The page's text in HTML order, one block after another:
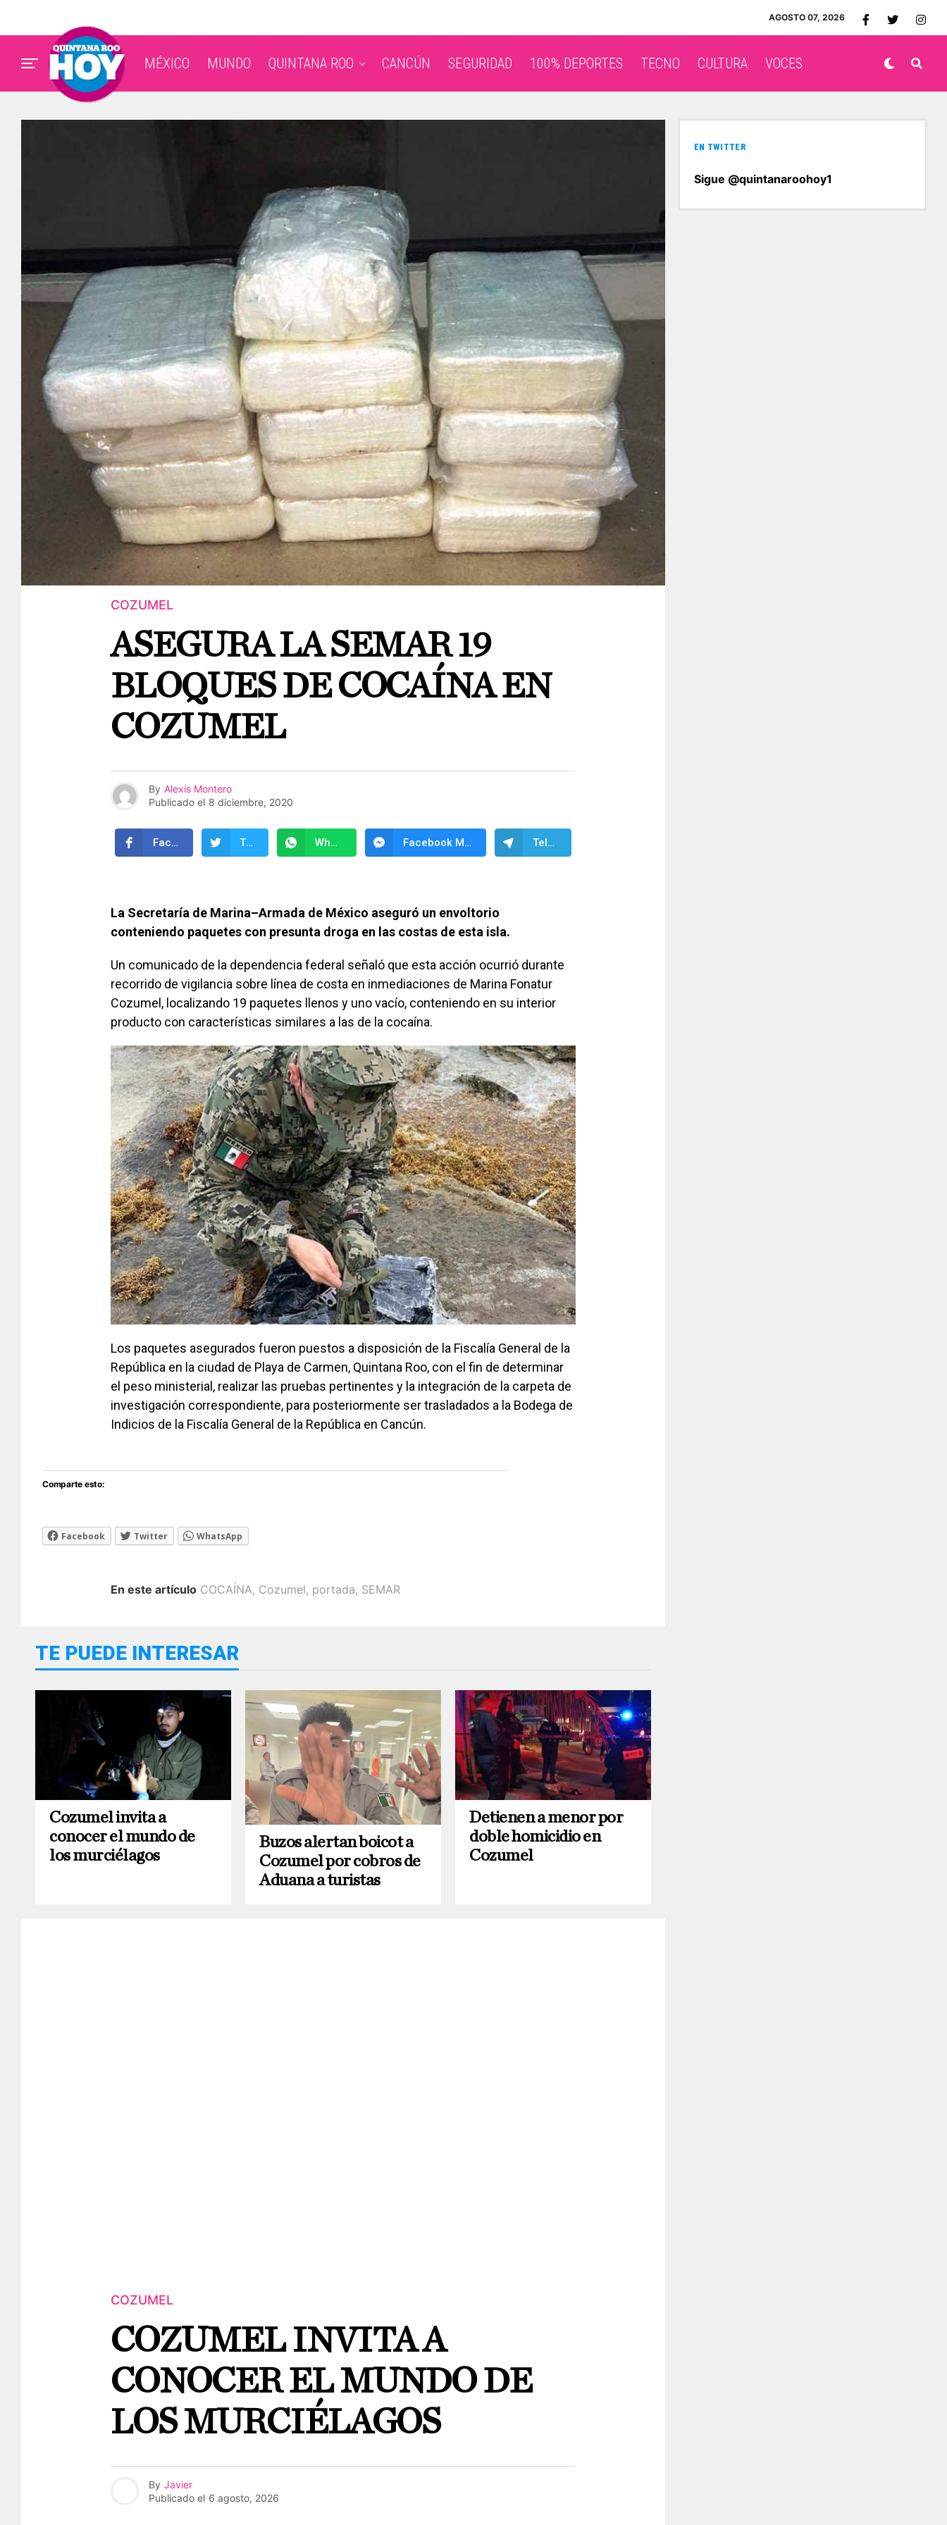
AGOSTO 07, 2026
MÉXICO MUNDO QUINTANA ROO CANCÚN SEGURIDAD 100% DEPORTES TECNO CULTURA VOCES
COZUMEL
ASEGURA LA SEMAR 19
BLOQUES DE COCAÍNA EN
COZUMEL
By Alexis Montero
Publicado el 8 diciembre, 2020
Facebook Twitter WhatsApp Facebook Messenger Telegram
La Secretaría de Marina–Armada de México aseguró un envoltorio
conteniendo paquetes con presunta droga en las costas de esta isla.
Un comunicado de la dependencia federal señaló que esta acción ocurrió durante
recorrido de vigilancia sobre línea de costa en inmediaciones de Marina Fonatur
Cozumel, localizando 19 paquetes llenos y uno vacío, conteniendo en su interior
producto con características similares a las de la cocaína.
Los paquetes asegurados fueron puestos a disposición de la Fiscalía General de la
República en la ciudad de Playa de Carmen, Quintana Roo, con el fin de determinar
el peso ministerial, realizar las pruebas pertinentes y la integración de la carpeta de
investigación correspondiente, para posteriormente ser trasladados a la Bodega de
Indicios de la Fiscalía General de la República en Cancún.
Comparte esto:
Facebook Twitter WhatsApp
En este artículo COCAÍNA, Cozumel, portada, SEMAR
TE PUEDE INTERESAR
Cozumel invita a
conocer el mundo de
los murciélagos
Buzos alertan boicot a
Cozumel por cobros de
Aduana a turistas
Detienen a menor por
doble homicidio en
Cozumel
COZUMEL
COZUMEL INVITA A
CONOCER EL MUNDO DE
LOS MURCIÉLAGOS
By Javier
Publicado el 6 agosto, 2026
EN TWITTER
Sigue @quintanaroohoy1